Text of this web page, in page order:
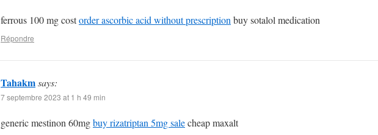
ferrous 100 mg costorder ascorbic acid without prescription buy sotalol medication
Répondre
Tahakmsays:
7 septembre 2023 at 1 h 49 min
generic mestinon 60mgbuy rizatriptan 5mg salecheap maxalt